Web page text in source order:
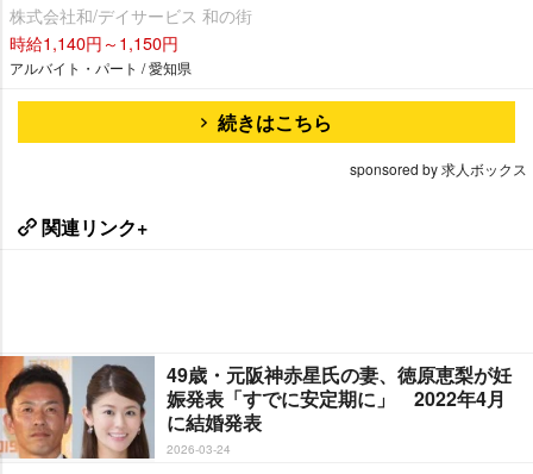
株式会社和/デイサービス 和の街
時給1,140円～1,150円
アルバイト・パート / 愛知県
続きはこちら
sponsored by 求人ボックス
関連リンク+
49歳・元阪神赤星氏の妻、徳原恵梨が妊
娠発表「すでに安定期に」 2022年4月
に結婚発表
2026-03-24